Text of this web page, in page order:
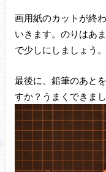
画用紙のカットが終
いきます。のりはあ
で少しにしましょう。
最後に、鉛筆のあと
すか？うまくできま